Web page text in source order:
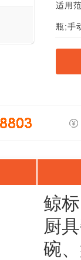
适用
瓶;手
鲸
厨
碗